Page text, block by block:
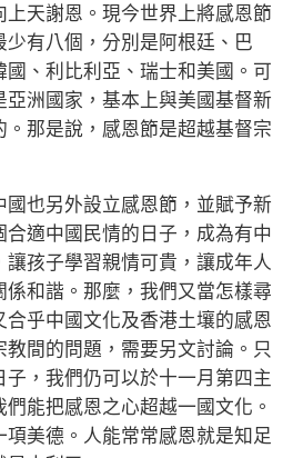
上天謝恩。現今世界上將感恩節
有八個，分別是阿根廷、巴
、利比利亞、瑞士和美國。可
亞洲國家，基本上與美國基督新
那是說，感恩節是超越基督宗
也另外設立感恩節，並賦予新
合適中國民情的日子，成為有中
讓孩子學習親情可貴，讓成年人
係和諧。那麼，我們又當怎樣尋
合乎中國文化及香港土壤的感恩
間的問題，需要另文討論。只
，我們仍可以於十一月第四主
能把感恩之心超越一國文化。
美德。人能常常感恩就是知足